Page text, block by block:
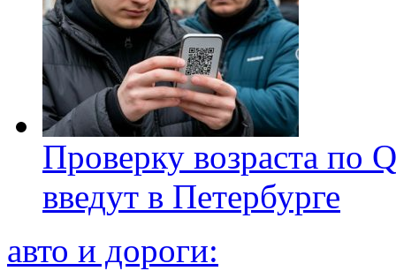
Проверку возраста по
введут в Петербурге
авто и дороги: